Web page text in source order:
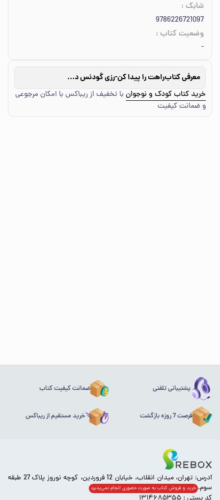
شابک :
9786226721097
وضعیت کتاب :
-
معرفی کتاب راهت را پیدا کن-رزی گودنس دخترک مهندس
خرید کتاب کودک و نوجوان با تخفیف از ریباکس با امکان مرجوعی
و ضمانت کیفیت
پشتیبانی تلفنی ضمانت کیفیت کتاب
فرصت 7 روزه بازگشت خرید مستقیم از ریباکس
آدرس: تهران، میدان انقلاب، خیابان 12 فروردین، کوچه نوروز پلاک 27 طبقه
سوم. خرید و فروش کتاب به صورت حضوری انجام‌ نمی‌پذیرد